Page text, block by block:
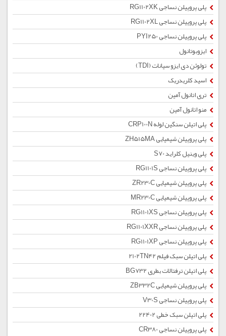
پلی پروپیلن نساجی RG1102XK
پلی پروپیلن نساجی RG1102XL
پلی پروپیلن نساجی PYI250
ایزوبوتانول
تولوئن دی ایزو سیانات (TDI)
اسید کلریدریک
تری اتانول آمین
منو اتانول آمین
پلی اتیلن سنگین لوله CRP100N
پلی پروپیلن شیمیایی ZH515MA
پلی وینیل کلراید S70
پلی پروپیلن نساجی RG1101S
پلی پروپیلن شیمیایی ZR230C
پلی پروپیلن شیمیایی MR230C
پلی پروپیلن نساجی RG1101XS
پلی پروپیلن نساجی RG1101XXR
پلی پروپیلن نساجی RG1101XP
پلی اتیلن سبک فیلم 2102TN42
پلی اتیلن ترفتالات بطری BG732
پلی پروپیلن شیمیایی ZB332C
پلی پروپیلن نساجی V30S
پلی اتیلن سبک خطی 22402
پلی پروپیلن نساجی CR380